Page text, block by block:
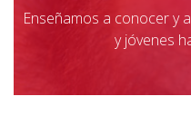
Enseñamos a conocer y
y jóvenes